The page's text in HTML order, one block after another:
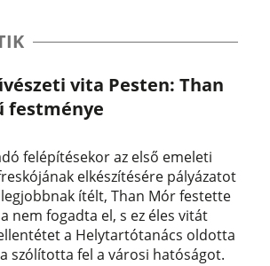
vita Pesten: Than
festménye
felépítésekor az első emeleti
elkészítésére pályázatot
ítélt, Than Mór festette
nem fogadta el, s ez éles vitát
a Helytartótanács oldotta
szólította fel a városi hatóságot.